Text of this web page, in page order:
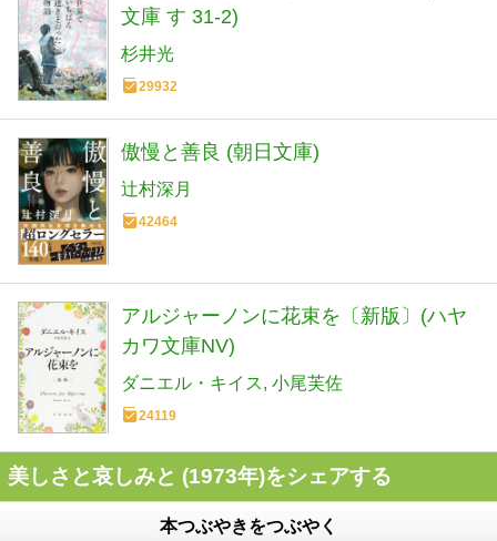
文庫 す 31-2)
杉井光
29932
傲慢と善良 (朝日文庫)
辻村深月
42464
アルジャーノンに花束を〔新版〕(ハヤ
カワ文庫NV)
ダニエル・キイス 小尾芙佐
24119
美しさと哀しみと (1973年)をシェアする
本つぶやきをつぶやく